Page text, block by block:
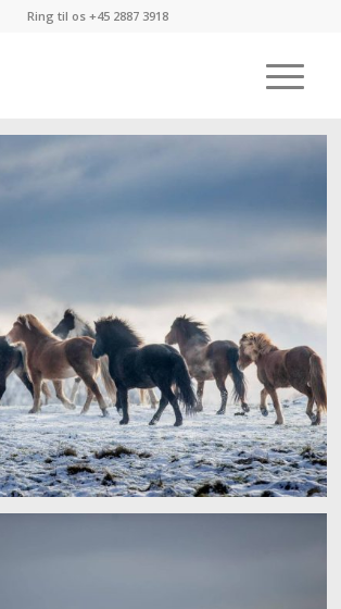
Ring til os +45 2887 3918